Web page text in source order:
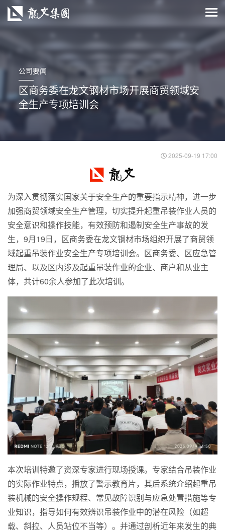
公司要闻
区商务委在龙文钢材市场开展商贸领域安
全生产专项培训会
2025-09-19 17:00
为深入贯彻落实国家关于安全生产的重要指示精神，进一步
加强商贸领域安全生产管理，切实提升起重吊装作业人员的
安全意识和操作技能，有效预防和遏制安全生产事故的发
生，9月19日，区商务委在龙文钢材市场组织开展了商贸领
域起重吊装作业安全生产专项培训会。区商务委、区应急管
理局、以及区内涉及起重吊装作业的企业、商户和从业主
体，共计60余人参加了此次培训。
本次培训特邀了资深专家进行现场授课。专家结合吊装作业
的实际作业特点，播放了警示教育片，其后系统介绍起重吊
装机械的安全操作规程、常见故障识别与应急处置措施等专
业知识，指导如何有效辨识吊装作业中的潜在风险（如超
载、斜拉、人员站位不当等）。并通过剖析近年来发生的典